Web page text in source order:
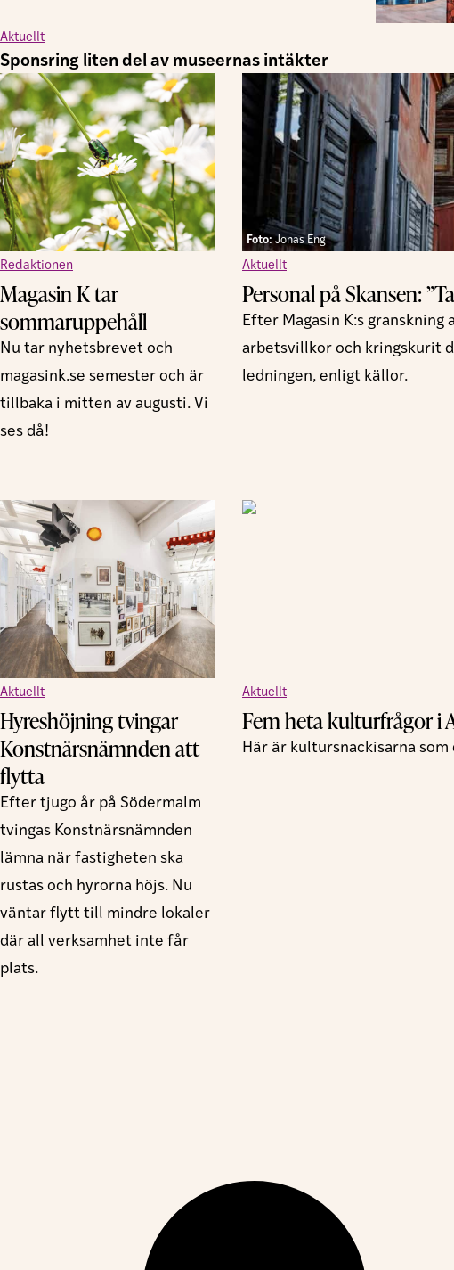
Aktuellt
Sponsring liten del av museernas intäkter
Redaktionen
Magasin K tar
sommaruppehåll
Nu tar nyhetsbrevet och
magasink.se semester och är
tillbaka i mitten av augusti. Vi
ses då!
Foto:Jonas Eng
Aktuellt
Personal på Skansen:
Efter Magasin K:s
arbetsvillkor och kringskurit
ledningen, enligt källor.
Aktuellt
Hyreshöjning tvingar
Konstnärsnämnden att
flytta
Efter tjugo år på Södermalm
tvingas Konstnärsnämnden
lämna när fastigheten ska
rustas och hyrorna höjs. Nu
väntar flytt till mindre lokaler
där all verksamhet inte får
plats.
Aktuellt
Fem heta kulturfrågor i
Här är kultursnackisarna